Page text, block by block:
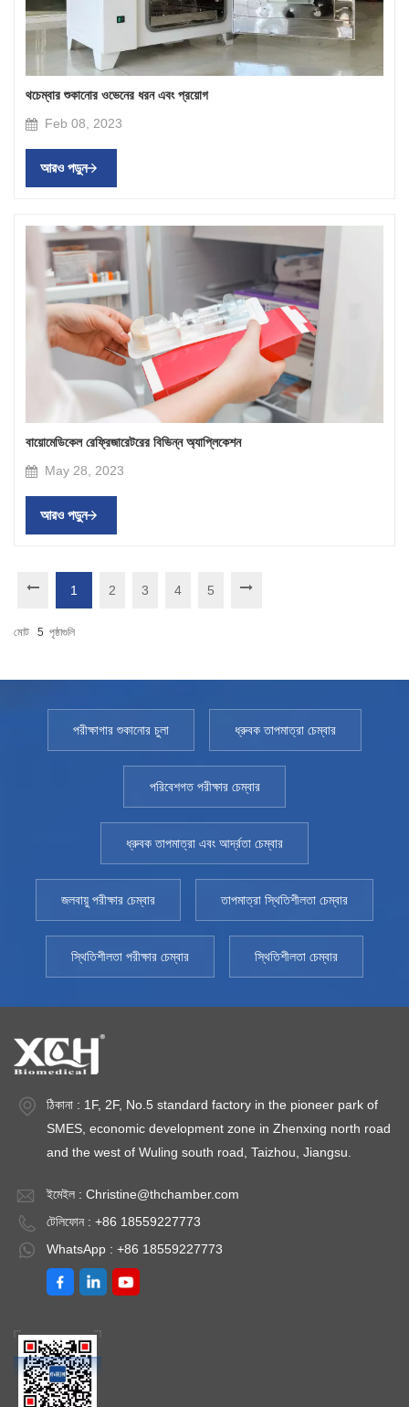
থচেম্বার শুকানোর ওভেনের ধরন এবং প্রয়োগ
Feb 08, 2023
আরও পড়ুন
বায়োমেডিকেল রেফ্রিজারেটরের বিভিন্ন অ্যাপ্লিকেশন
May 28, 2023
আরও পড়ুন
1 2 3 4 5
মোট 5 পৃষ্ঠাগুলি
পরীক্ষাগার শুকানোর চুলা ধ্রুবক তাপমাত্রা চেম্বার
পরিবেশগত পরীক্ষার চেম্বার
ধ্রুবক তাপমাত্রা এবং আর্দ্রতা চেম্বার
জলবায়ু পরীক্ষার চেম্বার তাপমাত্রা স্থিতিশীলতা চেম্বার
স্থিতিশীলতা পরীক্ষার চেম্বার স্থিতিশীলতা চেম্বার
ঠিকানা : 1F, 2F, No.5 standard factory in the pioneer park of
SMES, economic development zone in Zhenxing north road
and the west of Wuling south road, Taizhou, Jiangsu.
ইমেইল : Christine@thchamber.com
টেলিফোন : +86 18559227773
WhatsApp : +86 18559227773